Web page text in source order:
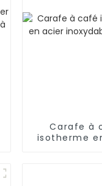
Carafe à
isotherme